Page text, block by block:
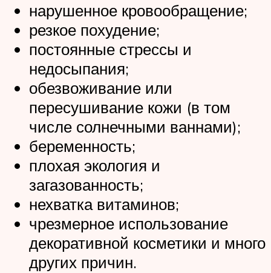
нарушенное кровообращение;
резкое похудение;
постоянные стрессы и
недосыпания;
обезвоживание или
пересушивание кожи (в том
числе солнечными ваннами);
беременность;
плохая экология и
загазованность;
нехватка витаминов;
чрезмерное использование
декоративной косметики и много
других причин.